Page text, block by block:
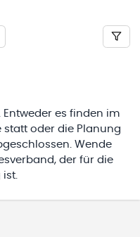
Entweder es finden im
statt oder die Planung
Wende
der für die
ist.